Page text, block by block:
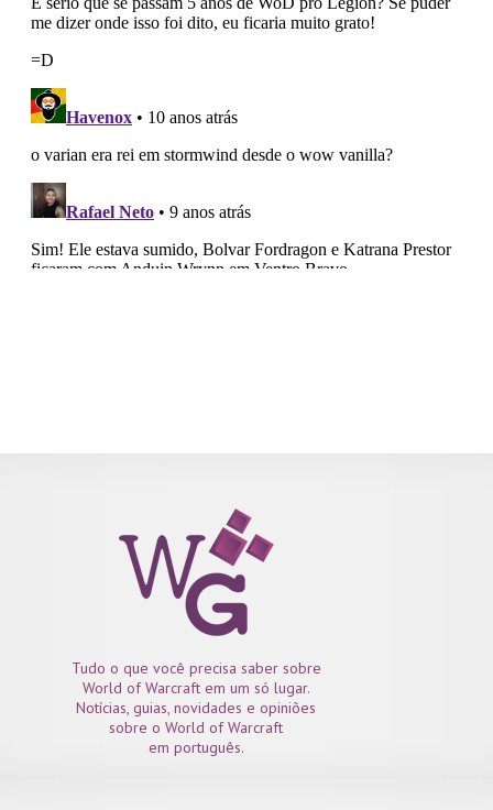
Tudo o que você precisa saber sobre
World of Warcraft em um só lugar.
Notícias, guias, novidades e opiniões
sobre o World of Warcraft
em português.